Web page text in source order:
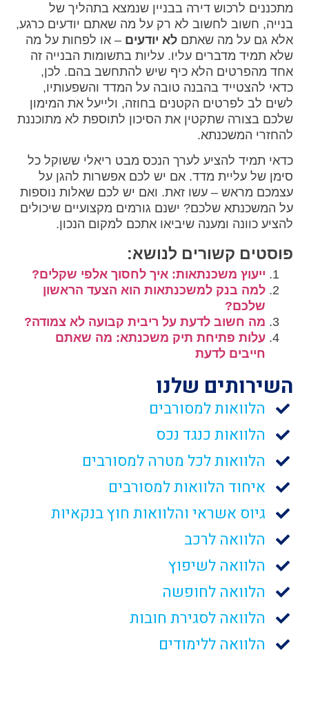
מתכננים לרכוש דירה בבניין שנמצא בתהליך של
בנייה, חשוב לחשוב לא רק על מה שאתם יודעים כרגע,
אלא גם על מה שאתם לא יודעים – או לפחות על מה
שלא תמיד מדברים עליו. עליות בתשומות הבנייה זה
אחד מהפרטים הלא כיף שיש להתחשב בהם. לכן,
כדאי להצטייד בהבנה טובה על המדד והשפעותיו,
לשים לב לפרטים הקטנים בחוזה, ולייעל את המימון
שלכם בצורה שתקטין את הסיכון לתוספת לא מתוכננת
להחזרי המשכנתא.
כדאי תמיד להציע לערך הנכס מבט ריאלי ששוקל כל
סימן של עליית מדד. אם יש לכם אפשרות להגן על
עצמכם מראש – עשו זאת. ואם יש לכם שאלות נוספות
על המשכנתא שלכם? ישנם גורמים מקצועיים שיכולים
להציע כוונה ומענה שיביאו אתכם למקום הנכון.
פוסטים קשורים לנושא:
ייעוץ משכנתאות: איך לחסוך אלפי שקלים?
למה בנק למשכנתאות הוא הצעד הראשון
שלכם?
מה חשוב לדעת על ריבית קבועה לא צמודה?
עלות פתיחת תיק משכנתא: מה שאתם
חייבים לדעת
השירותים שלנו
הלוואות למסורבים
הלוואות כנגד נכס
הלוואות לכל מטרה למסורבים
איחוד הלוואות למסורבים
גיוס אשראי והלוואות חוץ בנקאיות
הלוואה לרכב
הלוואה לשיפוץ
הלוואה לחופשה
הלוואה לסגירת חובות
הלוואה ללימודים